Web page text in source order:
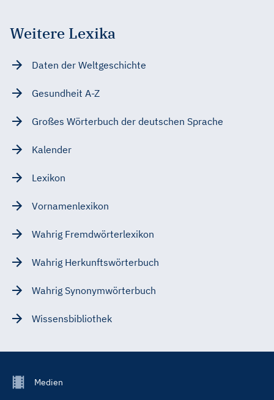
Weitere Lexika
Daten der Weltgeschichte
Gesundheit A-Z
Großes Wörterbuch der deutschen Sprache
Kalender
Lexikon
Vornamenlexikon
Wahrig Fremdwörterlexikon
Wahrig Herkunftswörterbuch
Wahrig Synonymwörterbuch
Wissensbibliothek
FooterMedien